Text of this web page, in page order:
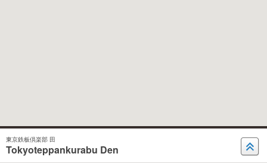
東京鉄板倶楽部 田
Tokyoteppankurabu Den